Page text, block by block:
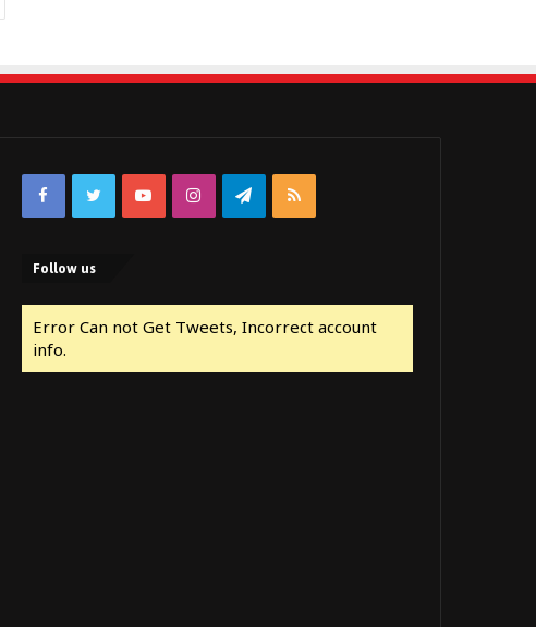
FacebookTwitterYouTubeInstagramTelegram
RSS
Follow us
Error Can not Get Tweets, Incorrect account
info.